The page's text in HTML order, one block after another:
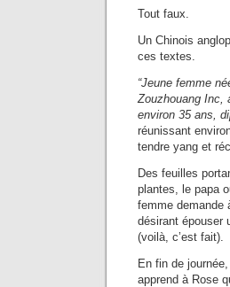
Tout faux.
Un Chinois
ces textes.
“Jeune femme
Zouzhouang Inc,
environ 35 ans,
réunissant
tendre yang et
Des feuilles
plantes, le papa
femme demande
désirant épouser
(voilà, c’est fait).
En fin de
apprend à Rose